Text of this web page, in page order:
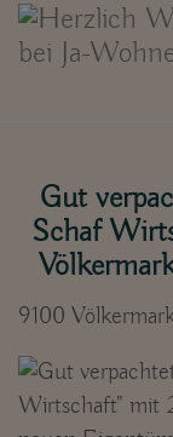
Gut
Schaf
9100